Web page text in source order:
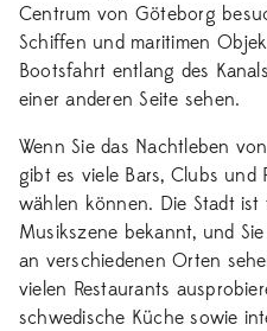
Centrum von Göteborg
Schiffen und maritimen
Bootsfahrt entlang des
einer anderen Seite sehen.
Wenn Sie das Nachtleben
gibt es viele Bars, Clubs und
wählen können. Die Stadt
Musikszene bekannt, und
an verschiedenen Orten
vielen Restaurants
schwedische Küche sowie